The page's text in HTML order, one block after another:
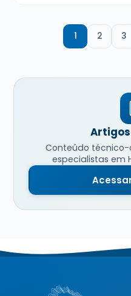
1 2 3
Conteúdo
especialistas em